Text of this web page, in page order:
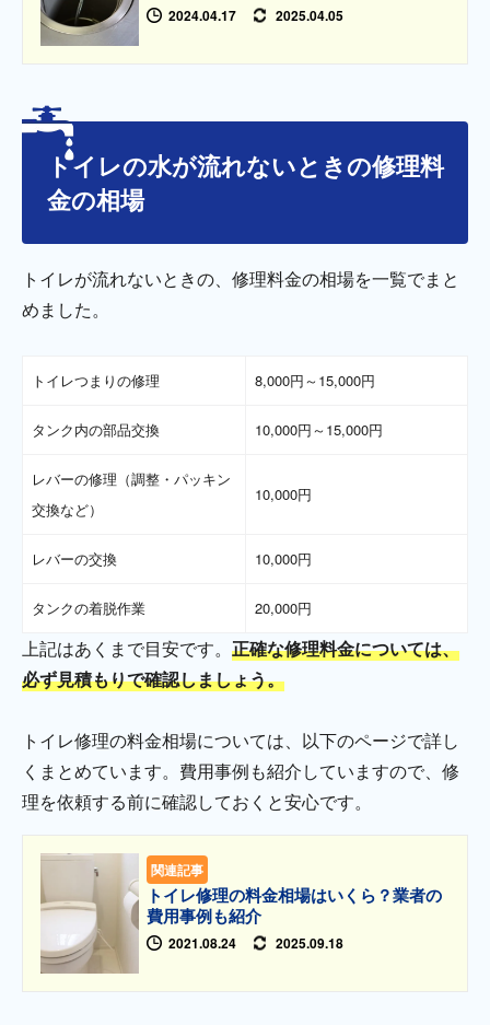
2024.04.17 2025.04.05
トイレの水が流れないときの修理料
金の相場
トイレが流れないときの、修理料金の相場を一覧でまと
めました。
トイレつまりの修理 8,000円～15,000円
タンク内の部品交換 10,000円～15,000円
レバーの修理（調整・パッキン
交換など）
10,000円
レバーの交換 10,000円
タンクの着脱作業 20,000円
上記はあくまで目安です。 正確な修理料金については、
必ず見積もりで確認しましょう。
トイレ修理の料金相場については、以下のページで詳し
くまとめています。費用事例も紹介していますので、修
理を依頼する前に確認しておくと安心です。
関連記事
トイレ修理の料金相場はいくら？業者の
費用事例も紹介
2021.08.24 2025.09.18